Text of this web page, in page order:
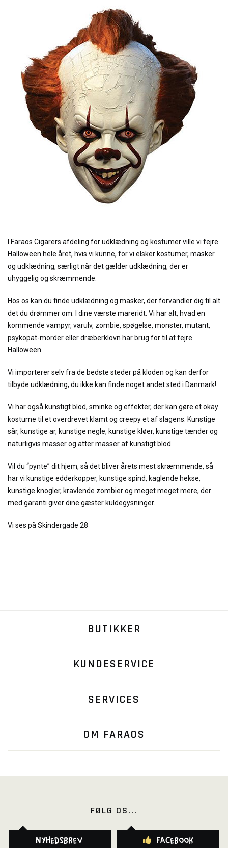
I Faraos Cigarers afdeling for udklædning og kostumer ville vi fejre
Halloween hele året, hvis vi kunne, for vi elsker kostumer, masker
og udklædning, særligt når det gælder udklædning, der er
uhyggelig og skræmmende.
Hos os kan du finde udklædning og masker, der forvandler dig til alt
det du drømmer om. I dine værste mareridt. Vi har alt, hvad en
kommende vampyr, varulv, zombie, spøgelse, monster, mutant,
psykopat-morder eller dræberklovn har brug for til at fejre
Halloween.
Vi importerer selv fra de bedste steder på kloden og kan derfor
tilbyde udklædning, du ikke kan finde noget andet sted i Danmark!
Vi har også kunstigt blod, sminke og effekter, der kan gøre et okay
kostume til et overdrevet klamt og creepy et af slagens. Kunstige
sår, kunstige ar, kunstige negle, kunstige kløer, kunstige tænder og
naturligvis masser og atter masser af kunstigt blod.
Vil du “pynte” dit hjem, så det bliver årets mest skræmmende, så
har vi kunstige edderkopper, kunstige spind, kaglende hekse,
kunstige knogler, kravlende zombier og meget meget mere, der
med garanti giver dine gæster kuldegysninger.
Vi ses på Skindergade 28
BUTIKKER
KUNDESERVICE
SERVICES
OM FARAOS
FØLG OS...
Nyhedsbrev Facebook